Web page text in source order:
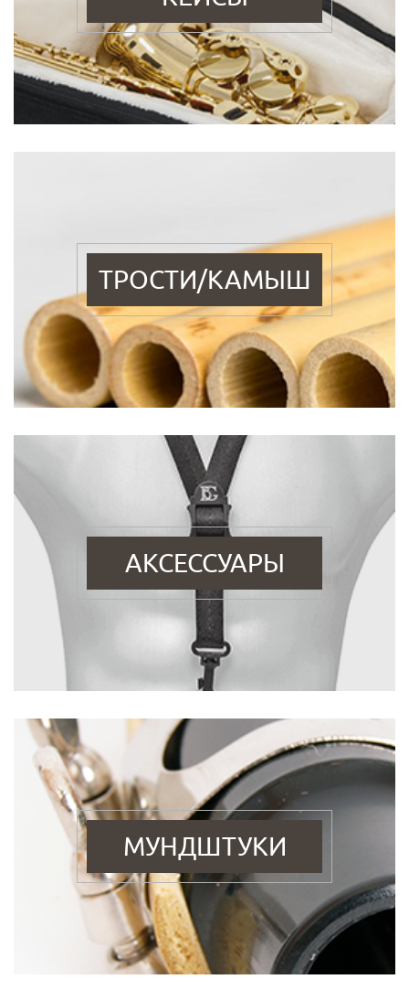
ТРОСТИ/КАМЫШ
АКСЕССУАРЫ
МУНДШТУКИ